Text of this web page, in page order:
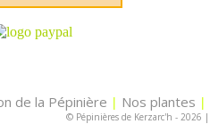
de la Pépinière | Nos plantes |
© Pépinières de Kerzarc'h - 2026 |